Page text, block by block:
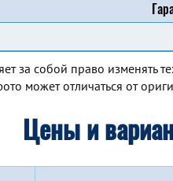
за собой право изменять
может отличаться от
Цены и